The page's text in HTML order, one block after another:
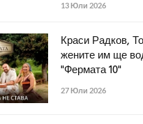
13 Юли 2026
Краси Радков,
жените им ще
"Фермата 10"
27 Юли 2026